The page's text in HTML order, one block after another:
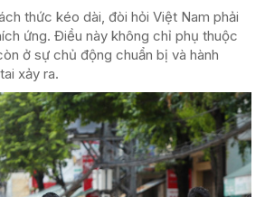
thức kéo dài, đòi hỏi Việt Nam phải
ứng. Điều này không chỉ phụ thuộc
ở sự chủ động chuẩn bị và hành
xảy ra.